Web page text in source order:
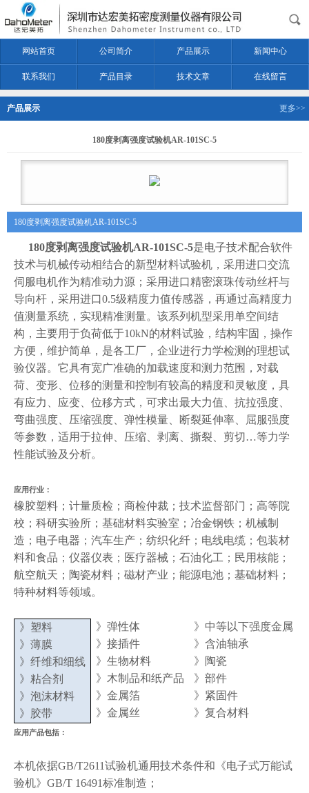
网站首页 公司简介 产品展示 新闻中心
联系我们 产品目录 技术文章 在线留言
产品展示 更多>>
180度剥离强度试验机AR-101SC-5
180度剥离强度试验机AR-101SC-5
180度剥离强度试验机AR-101SC-5是电子技术配合软件
技术与机械传动相结合的新型材料试验机， 采用进口交流
伺服电机作为精准动力源；采用进口精密滚珠传动丝杆与
导向杆， 采用进口0.5级精度力值传感器，再通过高精度力
值测量系统，实现精准测量。该系列机型采用单空间结
构，主要用于负荷低于10kN的材料试验，结构牢固，操作
方便，维护简单，是各工厂，企业进行力学检测的理想试
验仪器。它具有宽广准确的加载速度和测力范围，对载
荷、变形、位移的测量和控制有较高的精度和灵敏度，具
有应力、应变、位移方式，可求出最大力值、抗拉强度、
弯曲强度、压缩强度、弹性模量、断裂延伸率、屈服强度
等参数，适用于拉伸、压缩、剥离、撕裂、剪切…等力学
性能试验及分析。
应用行业：
橡胶塑料；计量质检；商检仲裁；技术监督部门；高等院
校；科研实验所；基础材料实验室；冶金钢铁；机械制
造；电子电器；汽车生产；纺织化纤；电线电缆；包装材
料和食品；仪器仪表；医疗器械；石油化工；民用核能；
航空航天；陶瓷材料；磁材产业；能源电池；基础材料；
特种材料等领域。
》塑料
》薄膜
》纤维和细线
》粘合剂
》泡沫材料
》胶带
》弹性体
》接插件
》生物材料
》木制品和纸产品
》金属箔
》金属丝
》中等以下强度金属
》含油轴承
》陶瓷
》部件
》紧固件
》复合材料
应用产品包括：
本机依据GB/T2611试验机通用技术条件和《电子式万能试
验机》GB/T 16491标准制造；